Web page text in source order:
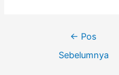
← Pos
Sebelumnya